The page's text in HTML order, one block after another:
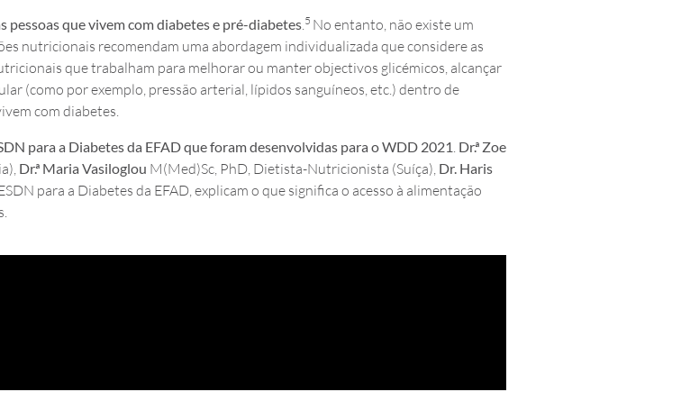
pessoas que vivem com diabetes e pré-diabetes.5 No entanto, não existe um
nutricionais recomendam uma abordagem individualizada que considere as
que trabalham para melhorar ou manter objectivos glicémicos, alcançar
(como por exemplo, pressão arterial, lípidos sanguíneos, etc.) dentro de
com diabetes.
para a Diabetes da EFAD que foram desenvolvidas para o WDD 2021. Dr.ª Zoe
Dr.ª Maria Vasiloglou M(Med)Sc, PhD, Dietista-Nutricionista (Suíça), Dr. Haris
para a Diabetes da EFAD, explicam o que significa o acesso à alimentação